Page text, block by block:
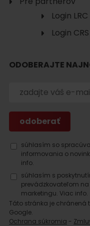
Hľadať
ubytovanie
Login LRC
Login CRS
ODOBERAJTE
súhlasím so
informovania o
info.
súhlasím s
prevádzkovateľom
marketingu. Viac info.
Táto stránka je chránená
Google.
Ochrana súkromia -